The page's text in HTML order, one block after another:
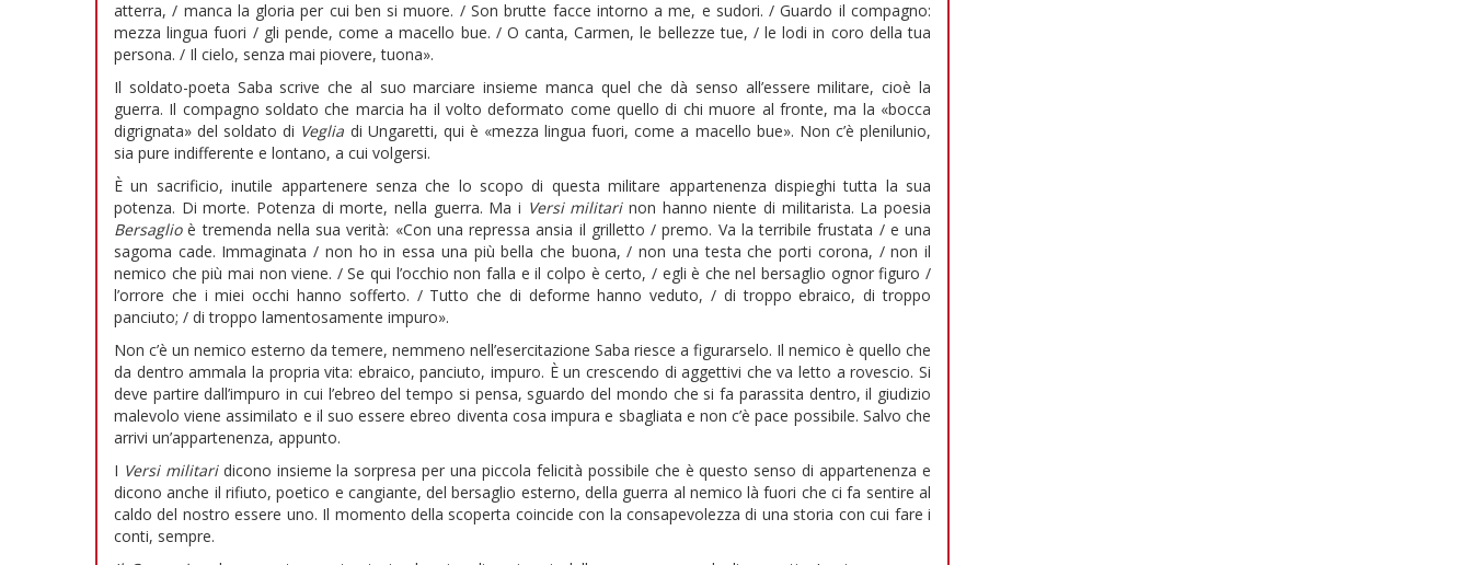
atterra, / manca la gloria per cui ben si muore. / Son brutte facce intorno a me, e sudori. / Guardo il compagno:
mezza lingua fuori / gli pende, come a macello bue. / O canta, Carmen, le bellezze tue, / le lodi in coro della tua
persona. / Il cielo, senza mai piovere, tuona».
Il soldato-poeta Saba scrive che al suo marciare insieme manca quel che dà senso all’essere militare, cioè la
guerra. Il compagno soldato che marcia ha il volto deformato come quello di chi muore al fronte, ma la «bocca
digrignata» del soldato di Veglia di Ungaretti, qui è «mezza lingua fuori, come a macello bue». Non c’è plenilunio,
sia pure indifferente e lontano, a cui volgersi.
È un sacrificio, inutile appartenere senza che lo scopo di questa militare appartenenza dispieghi tutta la sua
potenza. Di morte. Potenza di morte, nella guerra. Ma i Versi militarinon hanno niente di militarista. La poesia
Bersaglioè tremenda nella sua verità: «Con una repressa ansia il grilletto / premo. Va la terribile frustata / e una
sagoma cade. Immaginata / non ho in essa una più bella che buona, / non una testa che porti corona, / non il
nemico che più mai non viene. / Se qui l’occhio non falla e il colpo è certo, / egli è che nel bersaglio ognor figuro /
l’orrore che i miei occhi hanno sofferto. / Tutto che di deforme hanno veduto, / di troppo ebraico, di troppo
panciuto; / di troppo lamentosamente impuro».
Non c’è un nemico esterno da temere, nemmeno nell’esercitazione Saba riesce a figurarselo. Il nemico è quello che
da dentro ammala la propria vita: ebraico, panciuto, impuro. È un crescendo di aggettivi che va letto a rovescio. Si
deve partire dall’impuro in cui l’ebreo del tempo si pensa, sguardo del mondo che si fa parassita dentro, il giudizio
malevolo viene assimilato e il suo essere ebreo diventa cosa impura e sbagliata e non c’è pace possibile. Salvo che
arrivi un’appartenenza, appunto.
I Versi militaridicono insieme la sorpresa per una piccola felicità possibile che è questo senso di appartenenza e
dicono anche il rifiuto, poetico e cangiante, del bersaglio esterno, della guerra al nemico là fuori che ci fa sentire al
caldo del nostro essere uno. Il momento della scoperta coincide con la consapevolezza di una storia con cui fare i
conti, sempre.